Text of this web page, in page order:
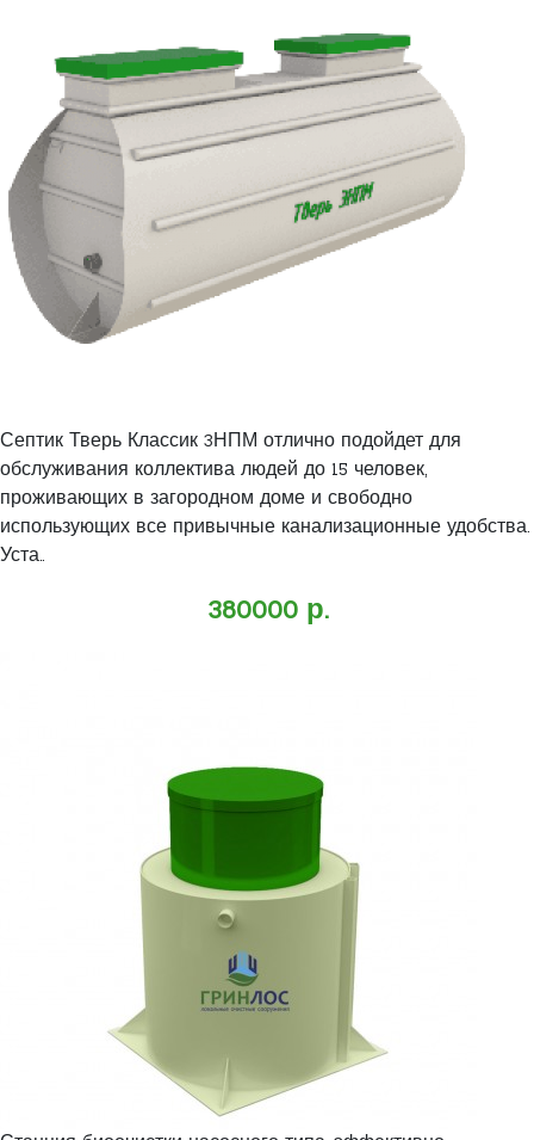
Септик Тверь Классик 3НПМ отлично подойдет для
обслуживания коллектива людей до 15 человек,
проживающих в загородном доме и свободно
использующих все привычные канализационные удобства.
Уста..
380000 р.